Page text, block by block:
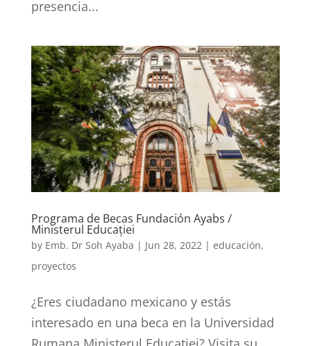
presencia...
Programa de Becas Fundación Ayabs /
Ministerul Educației
by Emb. Dr Soh Ayaba | Jun 28, 2022| educación,
proyectos
¿Eres ciudadano mexicano y estás
interesado en una beca en la Universidad